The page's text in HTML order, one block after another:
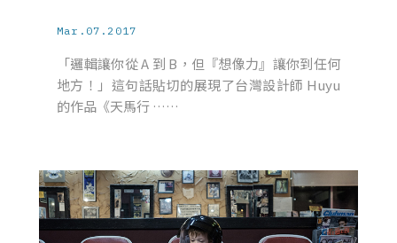
Mar.07.2017
「邏輯讓你從 A 到 B，但『想像力』讓你到任何
地方！」這句話貼切的展現了台灣設計師 Huyu
的作品《天馬行 ……